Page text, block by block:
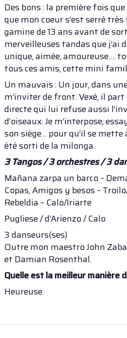
Des bons : la première fois
que mon coeur s’est serré
gamine de 13 ans avant de
merveilleuses tandas que
unique, aimée, amoureuse….
tous ces amis, cette mini
Un mauvais : Un jour, dans
m’inviter de front. Vexé, il
directe qui lui refuse aussi
d’oiseaux. Je m’interpose,
son siège… pour qu’il se
été sorti de la milonga.
3 Tangos / 3 orchestres / 3
Mañana zarpa un barco –
Copas, Amigos y besos –
Rebeldia – Calo/Iriarte
Pugliese / d’Arienzo / Calo
3 danseurs(ses)
Outre mon maestro John
et Damian Rosenthal.
Quelle est la meilleur manière
Heureuse.